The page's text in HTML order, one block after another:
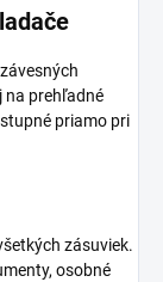
na prehľadné
priamo pri
zásuviek.
osobné